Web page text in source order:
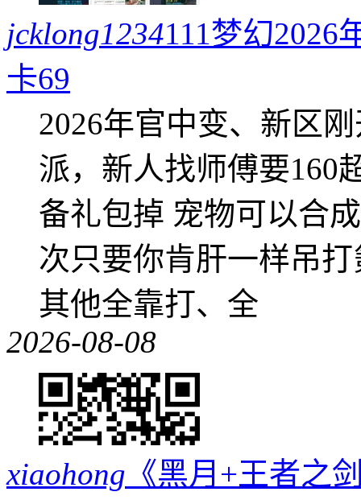
jcklong1234111梦幻2026
卡69
2026年官中变、新区
派，新人找师傅要160
备礼包掉 宠物可以合
次只要你肯肝一样吊
其他全靠打、全
2026-08-08
xiaohong 《黑月+王者之